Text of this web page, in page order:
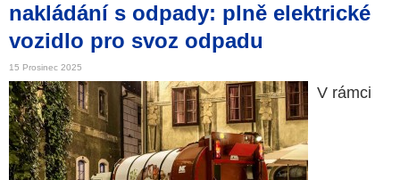
nakládání s odpady: plně elektrické
vozidlo pro svoz odpadu
15 Prosinec 2025
V rámci